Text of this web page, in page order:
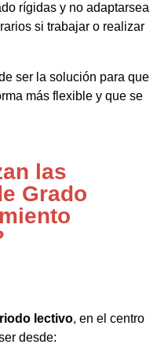
rígidas y no adaptarsea
si trabajar o realizar
ser la solución para que
más flexible y que se
las
Grado
lectivo, en el centro
desde: